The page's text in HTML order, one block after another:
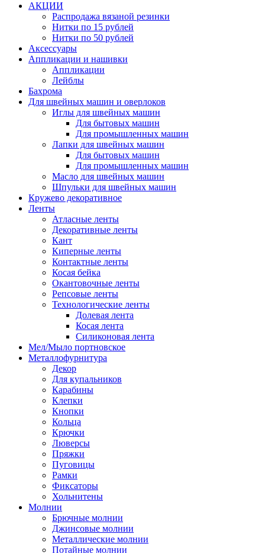
АКЦИИ
Распродажа вязаной резинки
Нитки по 15 рублей
Нитки по 50 рублей
Аксессуары
Аппликации и нашивки
Аппликации
Лейблы
Бахрома
Для швейных машин и оверлоков
Иглы для швейных машин
Для бытовых машин
Для промышленных машин
Лапки для швейных машин
Для бытовых машин
Для промышленных машин
Масло для швейных машин
Шпульки для швейных машин
Кружево декоративное
Ленты
Атласные ленты
Декоративные ленты
Кант
Киперные ленты
Контактные ленты
Косая бейка
Окантовочные ленты
Репсовые ленты
Технологические ленты
Долевая лента
Косая лента
Силиконовая лента
Мел/Мыло портновское
Металлофурнитура
Декор
Для купальников
Карабины
Клепки
Кнопки
Кольца
Крючки
Люверсы
Пряжки
Пуговицы
Рамки
Фиксаторы
Хольнитены
Молнии
Брючные молнии
Джинсовые молнии
Металлические молнии
Потайные молнии